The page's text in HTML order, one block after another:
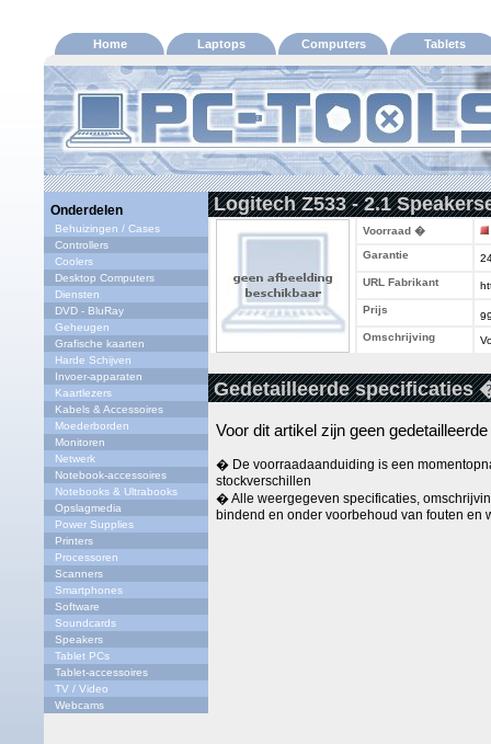
Home Laptops Computers Tablets
Onderdelen
Behuizingen / Cases
Controllers
Coolers
Desktop Computers
Diensten
DVD - BluRay
Geheugen
Grafische kaarten
Harde Schijven
Invoer-apparaten
Kaartlezers
Kabels & Accessoires
Moederborden
Monitoren
Netwerk
Notebook-accessoires
Notebooks & Ultrabooks
Opslagmedia
Power Supplies
Printers
Processoren
Scanners
Smartphones
Software
Soundcards
Speakers
Tablet PCs
Tablet-accessoires
TV / Video
Webcams
Logitech Z533 - 2.1
Voorraad �
Garantie
URL Fabrikant
Prijs
Omschrijving
Gedetailleerde specificaties
Voor dit artikel zijn geen
� De voorraadaanduiding is een
stockverschillen
� Alle weergegeven specificaties,
bindend en onder voorbehoud van fouten en